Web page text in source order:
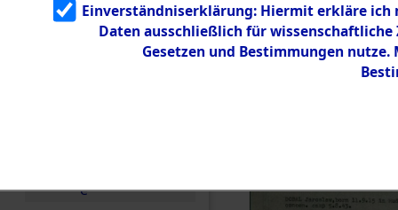
g
5.3.3
Todesmärsch
e
Einverständniserklärung: Hiermit erkläre ich
Daten ausschließlich für
Gesetzen und Bestimmungen